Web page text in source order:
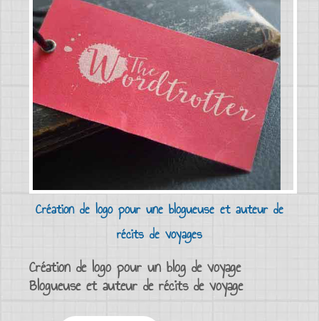
Création de logo pour une blogueuse et auteur de
récits de voyages
Création de logo pour un blog de voyage
Blogueuse et auteur de récits de voyage